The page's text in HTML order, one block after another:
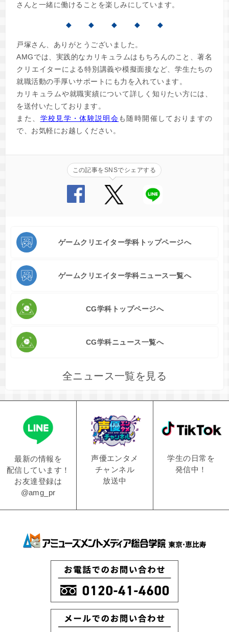
さんと一緒に働けることを楽しみにしています。
◆ ◆ ◆ ◆ ◆
戸塚さん、ありがとうございました。
AMGでは、実践的なカリキュラムはもちろんのこと、著名
クリエイターによる特別講義や模擬面接など、学生たちの
就職活動の手厚いサポートにも力を入れています。
カリキュラムや就職実績について詳しく知りたい方には、
を送付いたしております。
また、 学校見学・体験説明会も随時開催しておりますの
で、お気軽にお越しください。
この記事をSNSでシェアする
ゲームクリエイター学科トップページへ
ゲームクリエイター学科ニュース一覧へ
CG学科トップページへ
CG学科ニュース一覧へ
全ニュース一覧を見る
最新の情報を
配信しています！
お友達登録は
@amg_pr
声優エンタメ
チャンネル
放送中
学生の日常を
発信中！